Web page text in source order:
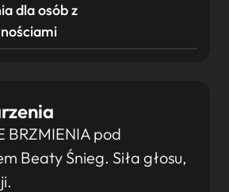
BRZMIENIA pod
Beaty Śnieg. Siła głosu,
dla osób z